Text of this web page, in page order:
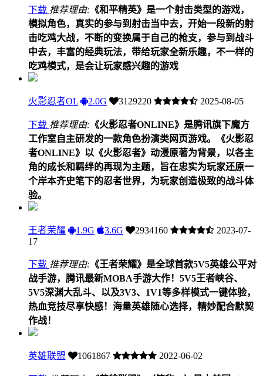
下载 推荐理由: 《和平精英》是一个射击类型的游戏，
模拟角色，真实的参与到射击当中去，开始一段新的射
击吃鸡大战，不断的变换属于自己的枪支，参与到战斗
中去，丰富的经典玩法，带给玩家全新乐趣，不一样的
吃鸡模式，是会让玩家感兴趣的游戏
火影忍者OL 2.0G 3129220 2025-08-05
下载 推荐理由: 《火影忍者ONLINE》是腾讯旗下魔方
工作室自主研发的一款角色扮演类网页游戏。《火影忍
者ONLINE》以《火影忍者》动漫原著为背景，以各主
角的成长和羁绊的再现为主题，旨在忠实为玩家还原一
个岸本齐史笔下的忍者世界，为玩家创造极致的战斗体
验。
王者荣耀 1.9G 3.6G 2934160
2023-07-
17
下载 推荐理由: 《王者荣耀》是全球首款5V5英雄公平对
战手游，腾讯最新MOBA手游大作！5V5王者峡谷、
5V5深渊大乱斗、以及3V3、1V1等多样模式一键体验，
热血竞技尽享快感！海量英雄随心选择，精妙配合默契
作战！
英雄联盟 1061867 2022-06-02